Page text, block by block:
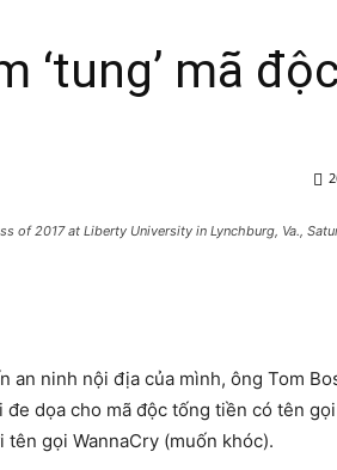
‘tung’ mã độc
of 2017 at Liberty University in Lynchburg, Va.,
an ninh nội địa của mình, ông Tom
dọa cho mã độc tống tiền có tên gọi
gọi WannaCry (muốn khóc).